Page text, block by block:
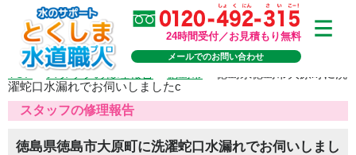
24時間受付／お見積もり無料
メールでのお問い合わせ
TOP>スタッフの修理報告
濯蛇口水漏れでお伺いしましたc
スタッフの修理報告
徳島県徳島市大原町に洗濯蛇口水漏れでお伺いしまし